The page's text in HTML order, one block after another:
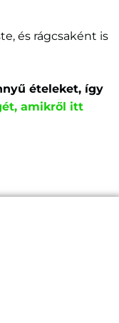
és rágcsaként is
ételeket, így
amikről itt